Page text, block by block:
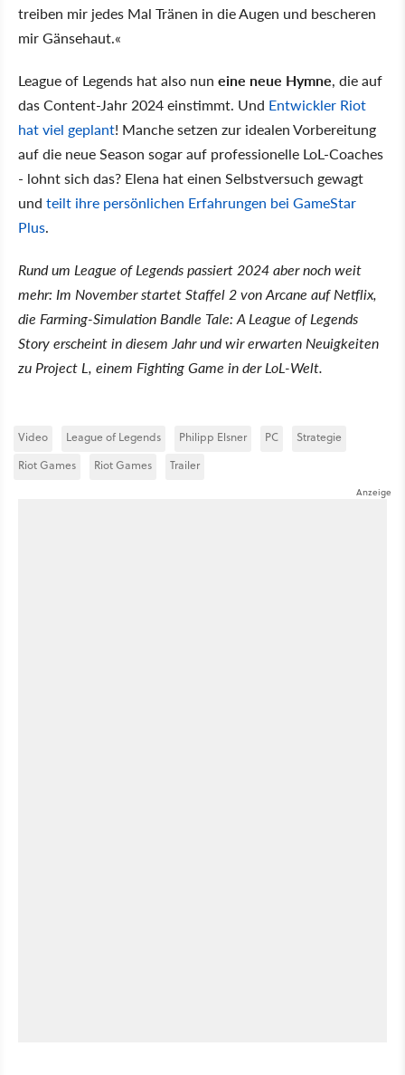
treiben mir jedes Mal Tränen in die Augen und bescheren
mir Gänsehaut.«
League of Legends hat also nun eine neue Hymne, die auf
das Content-Jahr 2024 einstimmt. Und Entwickler Riot
hat viel geplant! Manche setzen zur idealen Vorbereitung
auf die neue Season sogar auf professionelle LoL-Coaches
- lohnt sich das? Elena hat einen Selbstversuch gewagt
und teilt ihre persönlichen Erfahrungen bei GameStar
Plus.
Rund um League of Legends passiert 2024 aber noch weit
mehr: Im November startet Staffel 2 von Arcane auf Netflix,
die Farming-Simulation Bandle Tale: A League of Legends
Story erscheint in diesem Jahr und wir erwarten Neuigkeiten
zu Project L, einem Fighting Game in der LoL-Welt.
Video League of Legends Philipp Elsner PC
Strategie
Riot Games
Riot Games Trailer